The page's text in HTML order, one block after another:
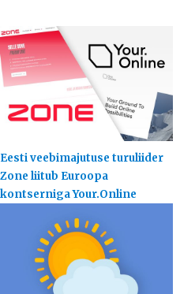
Eesti veebimajutuse turuliider
Zone liitub Euroopa
kontserniga Your.Online